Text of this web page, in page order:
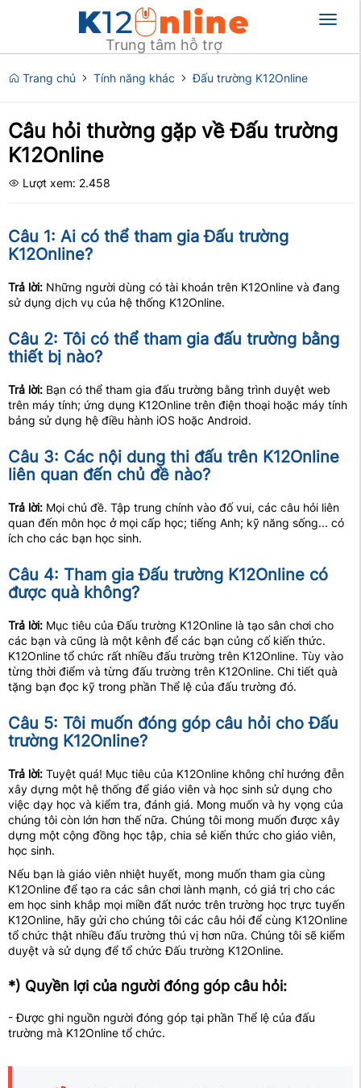
Trung tâm hỗ trợ
Trang chủ Tính năng khác Đấu trường K12Online
Câu hỏi thường gặp về Đấu trường
K12Online
Lượt xem: 2.458
Câu 1: Ai có thể tham gia Đấu trường
K12Online?
Trả lời: Những người dùng có tài khoản trên K12Online và đang
sử dụng dịch vụ của hệ thống K12Online.
Câu 2: Tôi có thể tham gia đấu trường bằng
thiết bị nào?
Trả lời: Bạn có thể tham gia đấu trường bằng trình duyệt web
trên máy tính; ứng dụng K12Online trên điện thoại hoặc máy tính
bảng sử dụng hệ điều hành iOS hoặc Android.
Câu 3: Các nội dung thi đấu trên K12Online
liên quan đến chủ đề nào?
Trả lời: Mọi chủ đề. Tập trung chính vào đố vui, các câu hỏi liên
quan đến môn học ở mọi cấp học; tiếng Anh; kỹ năng sống... có
ích cho các bạn học sinh.
Câu 4: Tham gia Đấu trường K12Online có
được quà không?
Trả lời: Mục tiêu của Đấu trường K12Online là tạo sân chơi cho
các bạn và cũng là một kênh để các bạn củng cố kiến thức.
K12Online tổ chức rất nhiều đấu trường trên K12Online. Tùy vào
từng thời điểm và từng đấu trường trên K12Online. Chi tiết quà
tặng bạn đọc kỹ trong phần Thể lệ của đấu trường đó.
Câu 5: Tôi muốn đóng góp câu hỏi cho Đấu
trường K12Online?
Trả lời: Tuyệt quá! Mục tiêu của K12Online không chỉ hướng đễn
xây dựng một hệ thống để giáo viên và học sinh sử dụng cho
việc dạy học và kiểm tra, đánh giá. Mong muốn và hy vọng của
chúng tôi còn lớn hơn thế nữa. Chúng tôi mong muốn được xây
dựng một cộng đồng học tập, chia sẻ kiến thức cho giáo viên,
học sinh.
Nếu bạn là giáo viên nhiệt huyết, mong muốn tham gia cùng
K12Online để tạo ra các sân chơi lành mạnh, có giá trị cho các
em học sinh khắp mọi miền đất nước trên trường học trực tuyến
K12Online, hãy gửi cho chúng tôi các câu hỏi để cùng K12Online
tổ chức thật nhiều đấu trường thú vị hơn nữa. Chúng tôi sẽ kiểm
duyệt và sử dụng để tổ chức Đấu trường K12Online.
*) Quyền lợi của người đóng góp câu hỏi:
- Được ghi nguồn người đóng góp tại phần Thể lệ của đấu
trường mà K12Online tổ chức.